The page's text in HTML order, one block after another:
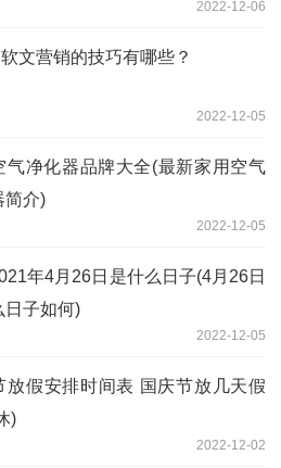
2022-12-06
文营销的技巧有哪些？
2022-12-05
气净化器品牌大全(最新家用空气
简介)
2022-12-05
年4月26日是什么日子(4月26日
日子如何)
2022-12-05
放假安排时间表 国庆节放几天假
)
2022-12-02